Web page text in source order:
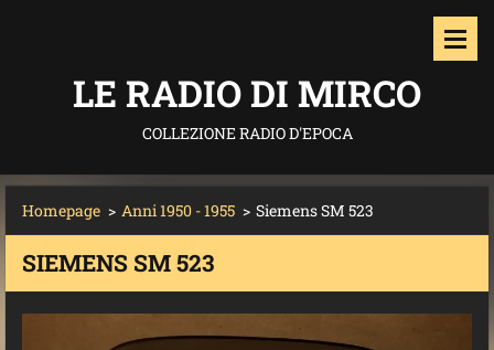
LE RADIO DI MIRCO
COLLEZIONE RADIO D'EPOCA
Homepage > Anni 1950 - 1955 > Siemens SM 523
SIEMENS SM 523